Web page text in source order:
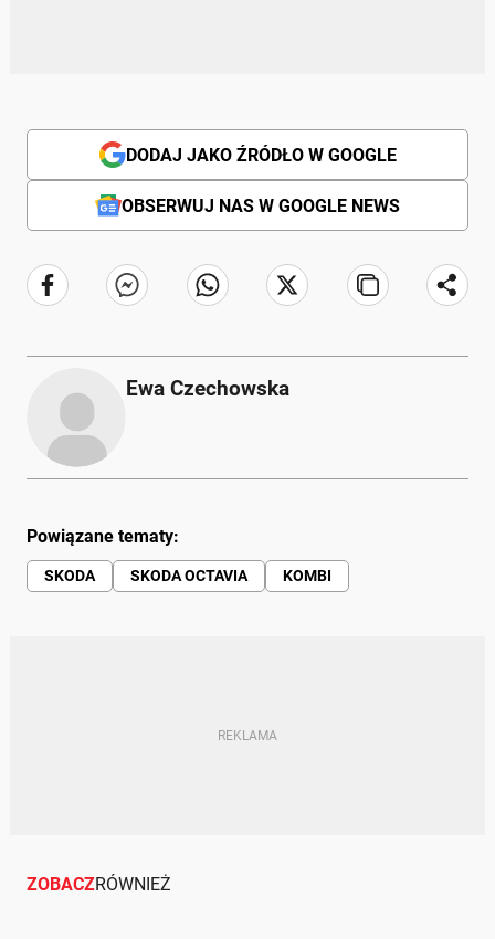
DODAJ JAKO ŹRÓDŁO W GOOGLE
OBSERWUJ NAS W GOOGLE NEWS
Ewa Czechowska
Powiązane tematy:
SKODA SKODA OCTAVIA KOMBI
ZOBACZRÓWNIEŻ